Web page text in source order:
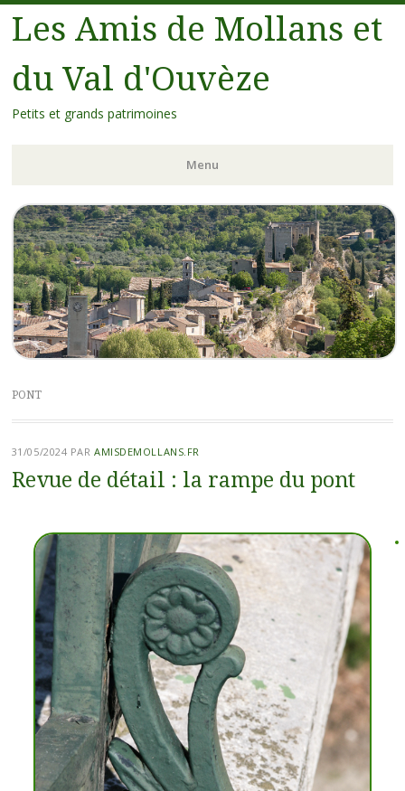
Les Amis de Mollans et
du Val d'Ouvèze
Petits et grands patrimoines
Menu
PONT
31/05/2024 PARAMISDEMOLLANS.FR
Revue de détail : la rampe du pont